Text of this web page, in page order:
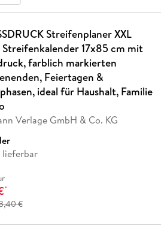
Streifenplaner XXL
17x85 cm mit
farblich markierten
Feiertagen &
ideal für Haushalt, Familie
Verlage GmbH & Co. KG
*
€